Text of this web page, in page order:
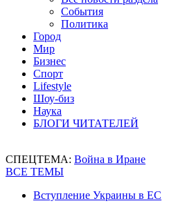
События
Политика
Город
Мир
Бизнес
Спорт
Lifestyle
Шоу-биз
Наука
БЛОГИ ЧИТАТЕЛЕЙ
СПЕЦТЕМА: Война в Иране
ВСЕ ТЕМЫ
Вступление Украины в ЕС